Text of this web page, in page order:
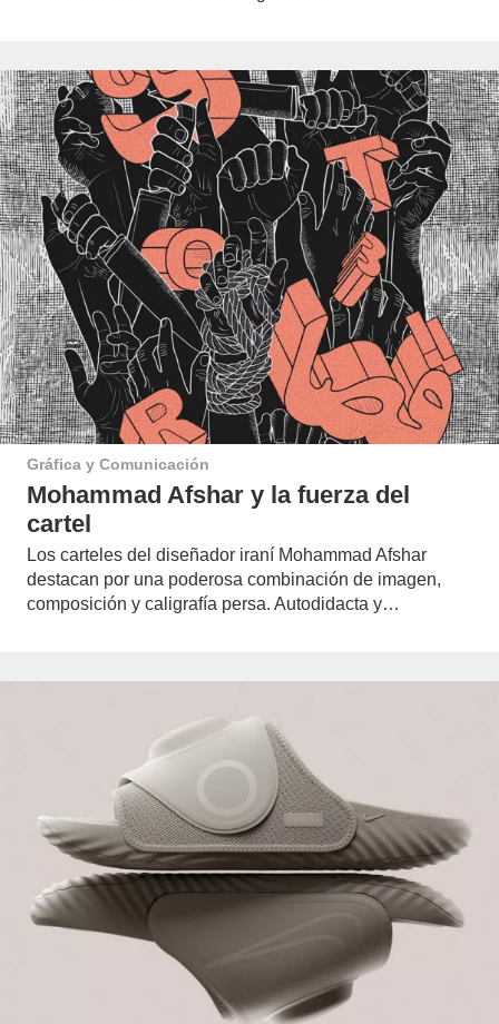
Gráfica y Comunicación
Mohammad Afshar y la fuerza del
cartel
Los carteles del diseñador iraní Mohammad Afshar
destacan por una poderosa combinación de imagen,
composición y caligrafía persa. Autodidacta y…